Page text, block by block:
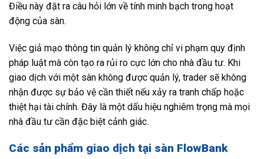
Điều này đặt ra câu hỏi lớn về tính minh bạch trong hoạt
động của sàn.
Việc giả mạo thông tin quản lý không chỉ vi phạm quy định
pháp luật mà còn tạo ra rủi ro cực lớn cho nhà đầu tư. Khi
giao dịch với một sàn không được quản lý, trader sẽ không
nhận được sự bảo vệ cần thiết nếu xảy ra tranh chấp hoặc
thiệt hại tài chính. Đây là một dấu hiệu nghiêm trọng mà mọi
nhà đầu tư cần đặc biệt cảnh giác.
Các sản phẩm giao dịch tại sàn FlowBank